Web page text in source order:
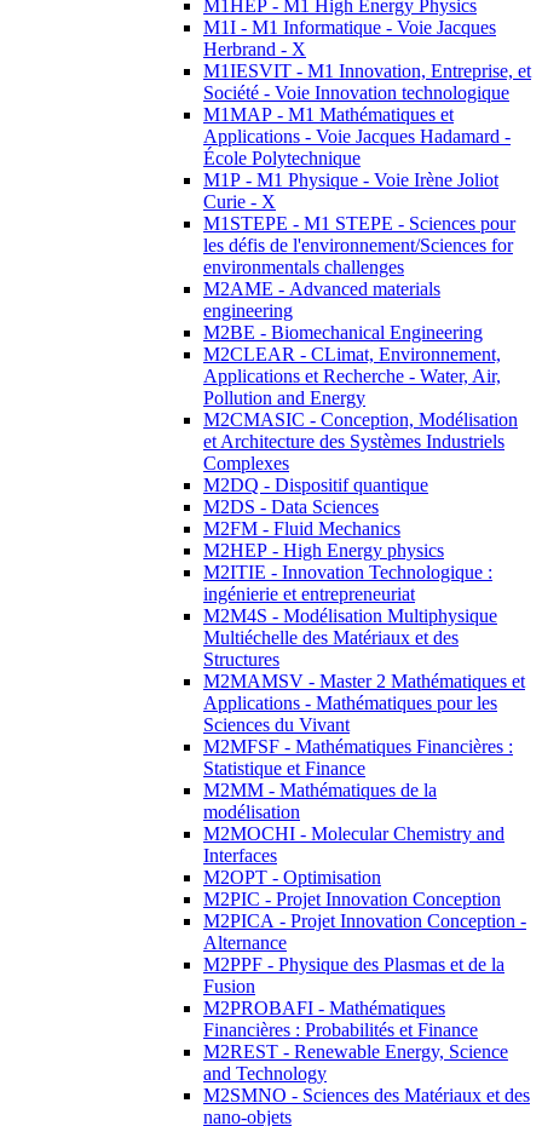
M1HEP - M1 High Energy Physics
M1I - M1 Informatique - Voie Jacques
Herbrand - X
M1IESVIT - M1 Innovation, Entreprise, et
Société - Voie Innovation technologique
M1MAP - M1 Mathématiques et
Applications - Voie Jacques Hadamard -
École Polytechnique
M1P - M1 Physique - Voie Irène Joliot
Curie - X
M1STEPE - M1 STEPE - Sciences pour
les défis de l'environnement/Sciences for
environmentals challenges
M2AME - Advanced materials
engineering
M2BE - Biomechanical Engineering
M2CLEAR - CLimat, Environnement,
Applications et Recherche - Water, Air,
Pollution and Energy
M2CMASIC - Conception, Modélisation
et Architecture des Systèmes Industriels
Complexes
M2DQ - Dispositif quantique
M2DS - Data Sciences
M2FM - Fluid Mechanics
M2HEP - High Energy physics
M2ITIE - Innovation Technologique :
ingénierie et entrepreneuriat
M2M4S - Modélisation Multiphysique
Multiéchelle des Matériaux et des
Structures
M2MAMSV - Master 2 Mathématiques et
Applications - Mathématiques pour les
Sciences du Vivant
M2MFSF - Mathématiques Financières :
Statistique et Finance
M2MM - Mathématiques de la
modélisation
M2MOCHI - Molecular Chemistry and
Interfaces
M2OPT - Optimisation
M2PIC - Projet Innovation Conception
M2PICA - Projet Innovation Conception -
Alternance
M2PPF - Physique des Plasmas et de la
Fusion
M2PROBAFI - Mathématiques
Financières : Probabilités et Finance
M2REST - Renewable Energy, Science
and Technology
M2SMNO - Sciences des Matériaux et des
nano-objets